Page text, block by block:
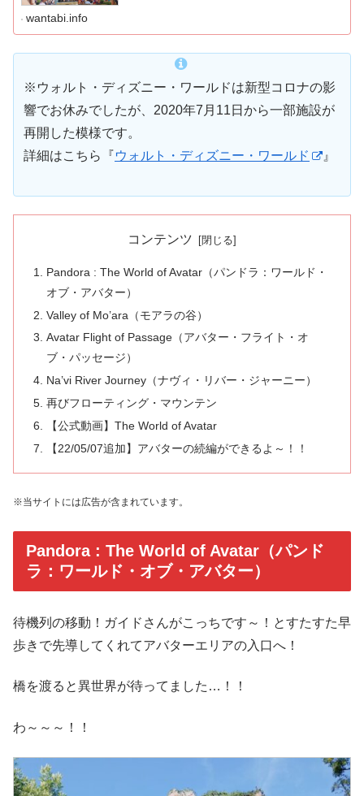
wantabi.info
※ウォルト・ディズニー・ワールドは新型コロナの影
響でお休みでしたが、2020年7月11日から一部施設が
再開した模様です。
詳細はこちら『ウォルト・ディズニー・ワールド 』
コンテンツ
Pandora : The World of Avatar（パンドラ：ワールド・
オブ・アバター）
Valley of Mo’ara（モアラの谷）
Avatar Flight of Passage（アバター・フライト・オ
ブ・パッセージ）
Na’vi River Journey（ナヴィ・リバー・ジャーニー）
再びフローティング・マウンテン
【公式動画】The World of Avatar
【22/05/07追加】アバターの続編ができるよ～！！
※当サイトには広告が含まれています。
Pandora : The World of Avatar（パンド
ラ：ワールド・オブ・アバター）
待機列の移動！ガイドさんがこっちです～！とすたすた早
歩きで先導してくれてアバターエリアの入口へ！
橋を渡ると異世界が待ってました…！！
わ～～～！！